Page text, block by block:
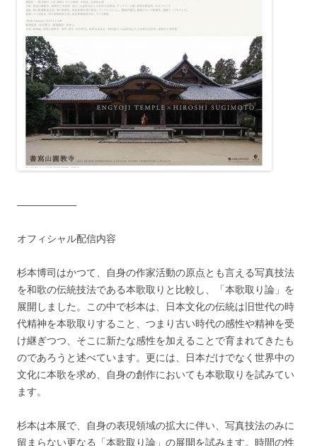
——————
オフィシャル配信内容
杉本博司はかつて、自身の作家活動の原点とも言える写真技法
を和歌の伝統技法である本歌取りと比較し、「本歌取り論」を
展開しました。この中で杉本は、日本文化の伝統は旧世代の時
代精神を本歌取りすること、つまり古い時代の感性や精神を受
け継ぎつつ、そこに新たな感性を加えることで育まれてきたも
のであろうと述べています。更には、日本だけでなく世界中の
文化に本歌を求め、自身の創作においても本歌取りを試みてい
ます。
杉本は本展で、自身の表現領域の拡大に伴い、写真技法のみに
留まらない更なる「本歌取り論」の展開を試みます。時間の性